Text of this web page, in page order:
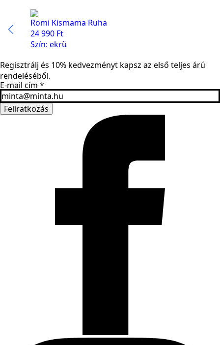
Romi Kismama Ruha
24 990 Ft
Szín: ekrü
Regisztrálj és 10% kedvezményt kapsz az első teljes árú
rendeléséből.
E-mail cím *
Feliratkozás